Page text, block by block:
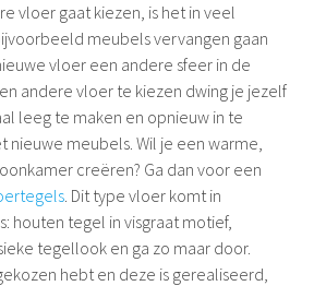
vloer gaat kiezen, is het in veel
meubels vervangen gaan
vloer een andere sfeer in de
andere vloer te kiezen dwing je jezelf
leeg te maken en opnieuw in te
nieuwe meubels. Wil je een warme,
creëren? Ga dan voor een
. Dit type vloer komt in
houten tegel in visgraat motief,
tegellook en ga zo maar door.
hebt en deze is gerealiseerd,